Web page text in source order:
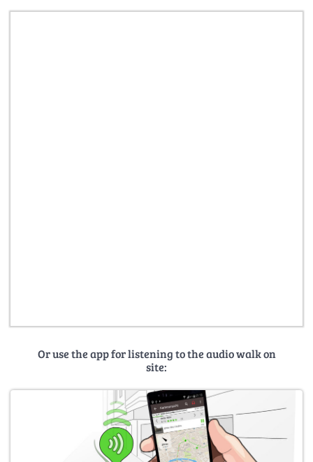
Or use the app for listening to the audio walk on
site: